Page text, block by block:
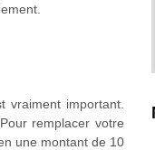
vraiment important.
remplacer votre
une montant de 10